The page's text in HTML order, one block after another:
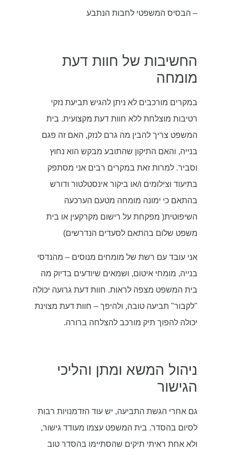
– הבסיס המשפטי לחבות הנתבע
החשיבות של חוות דעת
מומחה
במקרים מורכבים לא ניתן להגיש תביעת נזקי
רטיבות מוצלחת ללא חוות דעת מקצועית. בית
המשפט צריך להבין מה גרם לנזק, האם זה פגם
בנייה, והאם התיקון שהתובע מבקש הוא נחוץ
וסביר. למרות זאת במקרים רבים אני מסתפק
בתיעוד וצילומים ו/או ביקור אינסטלטור ודורש
בהתאם כי ימונה מומחה מטעם הערכעה
השיפוטית( מפקחת על רישום מקרקעין או בית
משפט שלום בהתאם לסעדים הנדרשים)
אני עובד עם רשת של מומחים מנוסים – מהנדסי
בנייה, מומחי איטום, ושמאים שיודעים בדיוק מה
בית המשפט מצפה לראות. חוות דעת גרועה יכולה
"לקבור" תביעה טובה, ולהיפך – חוות דעת מצוינת
יכולה להפוך תיק מורכב להצלחה ברורה.
ניהול המשא ומתן והליכי
הגישור
גם אחרי הגשת התביעה, יש עוד הזדמנויות רבות
לסיום בהסדר. בית המשפט עצמו מעודד גישור,
ולא אחת ראיתי תיקים שהסתיימו בהסדר טוב